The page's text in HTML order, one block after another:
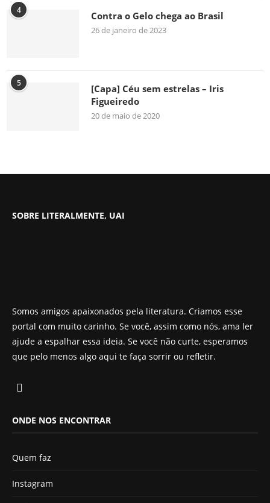
4 Contra o Gelo chega ao Brasil
26 de janeiro de 2023
5
[Capa] Céu sem estrelas – Iris
Figueiredo
20 de maio de 2020
SOBRE LITERALMENTE, UAI
Somos amigos apaixonados pela literatura. Criamos esse
portal com muito carinho. Se você, assim como nós, ama ler
ajude a espalhar essa ideia. Se você não curte, esperamos
que pelo menos algo aqui te faça sorrir ou refletir.
ONDE NOS ENCONTRAR
Quem faz
Instagram